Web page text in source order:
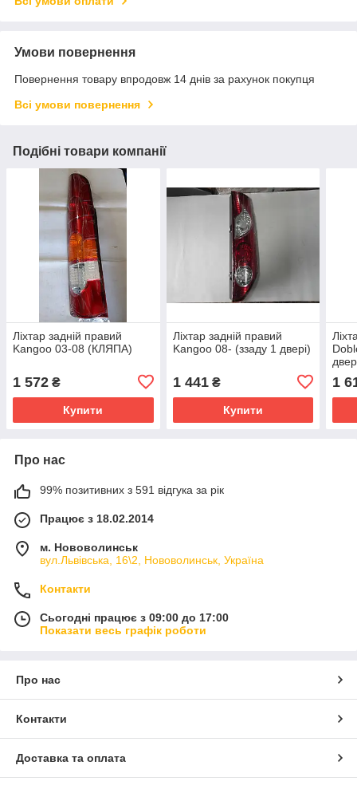
Умови повернення
Повернення товару впродовж 14 днів за рахунок покупця
Всі умови повернення
Подібні товари компанії
Ліхтар задній правий
Kangoo 03-08 (КЛЯПА)
1 572 ₴
Купити
Ліхтар задній правий
Kangoo 08- (ззаду 1 двері)
1 441₴
Купити
1
Про нас
99% позитивних з 591 відгука за рік
Працює з 18.02.2014
м. Нововолинськ
вул.Львівська, 16\2, Нововолинськ, Україна
Контакти
Сьогодні працює з 09:00 до 17:00
Показати весь графік роботи
Про нас
Контакти
Доставка та оплата